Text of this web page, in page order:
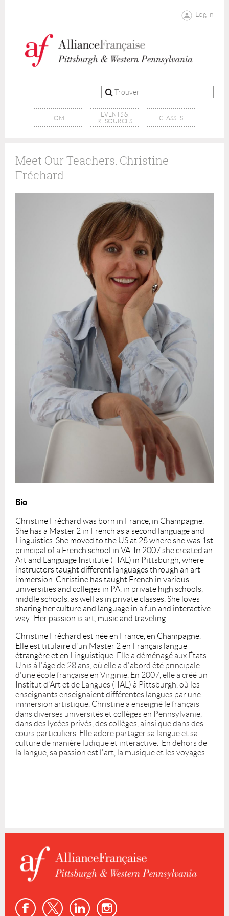
Log in
HOME
EVENTS &
RESOURCES
CLASSES
Meet Our Teachers: Christine
Fréchard
Bio
Christine Fréchard was born in France, in Champagne.
She has a Master 2 in French as a second language and
Linguistics. She moved to the US at 28 where shewas 1st
principal of a French school in VA.
In 2007 she created an
Art and Language Institute ( IIAL) in Pittsburgh, where
instructors taught different languages through an art
immersion. Christine has taught French in various
universities and colleges in PA, in private high schools,
middle schools, as well as in private classes. She loves
sharing her culture and language in a fun and interactive
way. Her passion is art, music and traveling.
Christine Fréchard est née en France, en Champagne.
Elle est titulaire d'un Master 2 en Français langue
étrangère et en Linguistique. Elle a déménagé aux États-
Unis à l'âge de 28 ans, où elle a d'abord été principale
d'une école française en Virginie. En 2007, elle a créé un
Institut d'Art et de Langues (IIAL) à Pittsburgh, où les
enseignants enseignaient différentes langues par une
immersion artistique. Christine a enseigné le français
dans diverses universités et collèges en Pennsylvanie,
dans des lycées privés, des collèges, ainsi que dans des
cours particuliers. Elle adore partager sa langue et sa
culture de manière ludique et interactive. En dehors de
la langue, sa passion est l'art, la musique et les voyages.